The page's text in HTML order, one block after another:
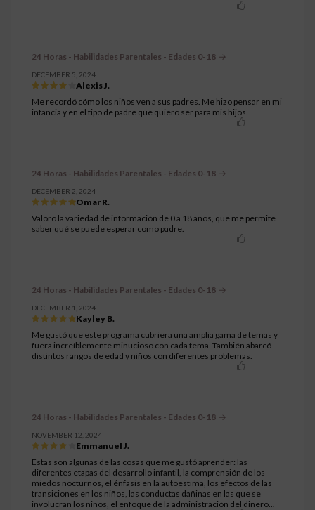
24 Horas - Habilidades Parentales - Edades 0-18
DECEMBER 5, 2024
Alexis J.
Me recordó cómo los niños ven a sus padres. Me hizo pensar en mi
infancia y en el tipo de padre que quiero ser para mis hijos.
24 Horas - Habilidades Parentales - Edades 0-18
DECEMBER 2, 2024
Omar R.
Valoro la variedad de información de 0 a 18 años, que me permite
saber qué se puede esperar como padre.
24 Horas - Habilidades Parentales - Edades 0-18
DECEMBER 1, 2024
Kayley B.
Me gustó que este programa cubriera una amplia gama de temas y
fuera increíblemente minucioso con cada tema. También abarcó
distintos rangos de edad y niños con diferentes problemas.
24 Horas - Habilidades Parentales - Edades 0-18
NOVEMBER 12, 2024
Emmanuel J.
Estas son algunas de las cosas que me gustó aprender: las
diferentes etapas del desarrollo infantil, la comprensión de los
miedos nocturnos, el énfasis en la autoestima, los efectos de las
transiciones en los niños, las conductas dañinas en las que se
involucran los niños, el enfoque de la administración del dinero...